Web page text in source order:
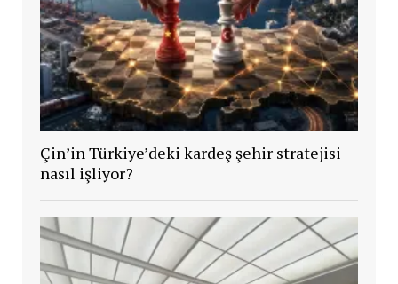
Çin’in Türkiye’deki kardeş şehir stratejisi
nasıl işliyor?